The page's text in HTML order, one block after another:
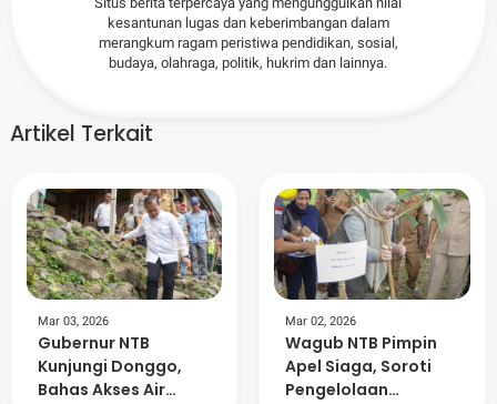
kesantunan lugas dan keberimbangan dalam
merangkum ragam peristiwa pendidikan, sosial,
budaya, olahraga, politik, hukrim dan lainnya.
Artikel Terkait
Mar 03, 2026
Gubernur NTB
Kunjungi Donggo,
Bahas Akses Air
Mar 02, 2026
Wagub NTB Pimpin
Apel Siaga, Soroti
Pengelolaan